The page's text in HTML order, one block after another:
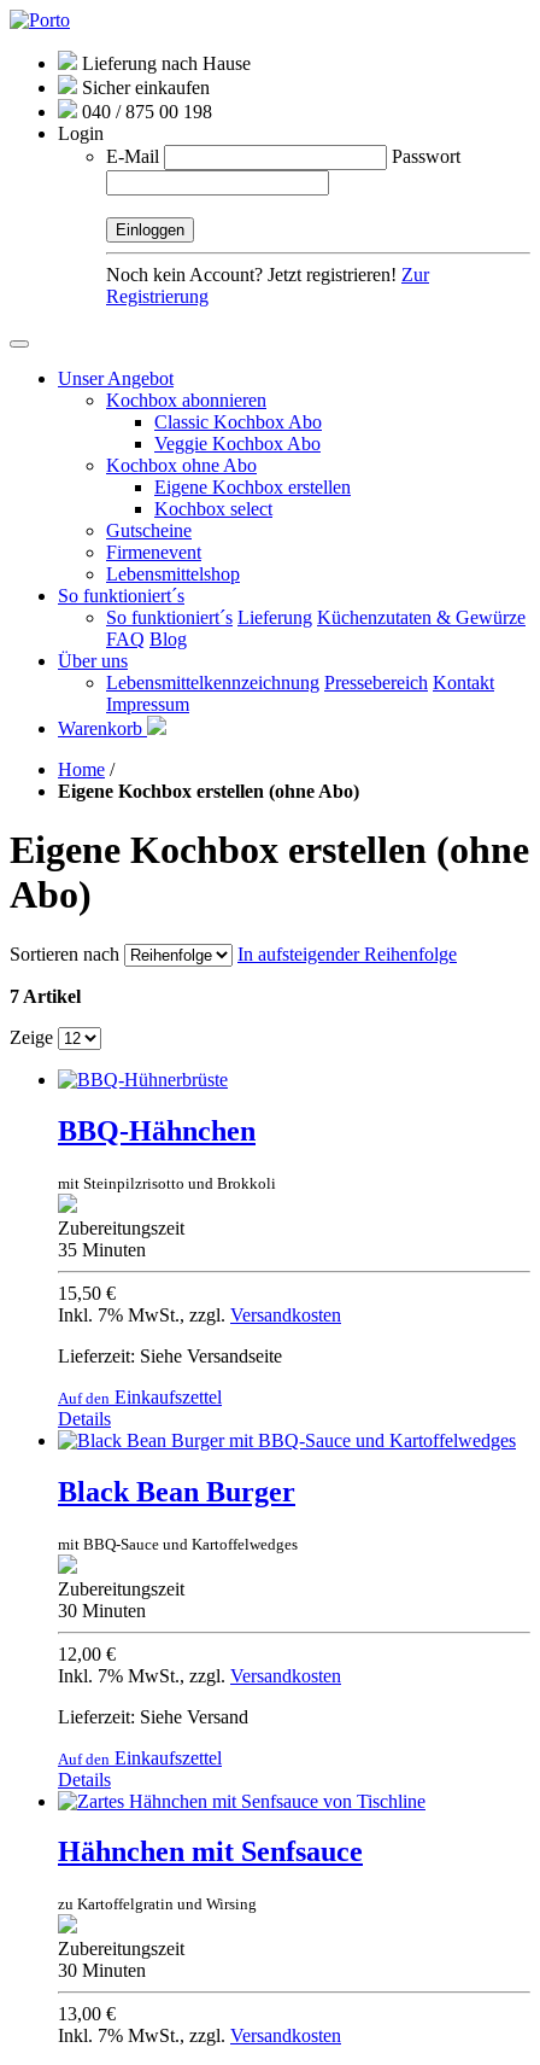
Lieferung nach Hause
Sicher einkaufen
040 / 875 00 198
Login
E-Mail
Passwort
Noch kein Account? Jetzt registrieren! Zur
Registrierung
Unser Angebot
Kochbox abonnieren
Classic Kochbox Abo
Veggie Kochbox Abo
Kochbox ohne Abo
Eigene Kochbox erstellen
Kochbox select
Gutscheine
Firmenevent
Lebensmittelshop
So funktioniert´s
So funktioniert´s Lieferung Küchenzutaten & Gewürze
FAQ Blog
Über uns
Lebensmittelkennzeichnung Pressebereich Kontakt
Impressum
Warenkorb
Home /
Eigene Kochbox erstellen (ohne Abo)
Eigene Kochbox erstellen (ohne
Abo)
Sortieren nach In aufsteigender Reihenfolge
7 Artikel
Zeige
BBQ-Hähnchen
mit Steinpilzrisotto und Brokkoli
Zubereitungszeit
35 Minuten
15,50 €
Inkl. 7% MwSt., zzgl. Versandkosten
Lieferzeit: Siehe Versandseite
Auf den Einkaufszettel
Details
Black Bean Burger
mit BBQ-Sauce und Kartoffelwedges
Zubereitungszeit
30 Minuten
12,00 €
Inkl. 7% MwSt., zzgl. Versandkosten
Lieferzeit: Siehe Versand
Auf den Einkaufszettel
Details
Hähnchen mit Senfsauce
zu Kartoffelgratin und Wirsing
Zubereitungszeit
30 Minuten
13,00 €
Inkl. 7% MwSt., zzgl. Versandkosten